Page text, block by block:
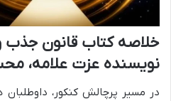
خلاصه کتاب قانون جذب
نویسنده عزت علامه،
در مسیر پرچالش کنکور، داوطلبان